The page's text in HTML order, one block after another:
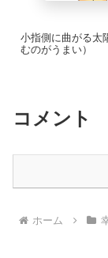
小指側に曲がる太
むのがうまい）
コメント
ホーム